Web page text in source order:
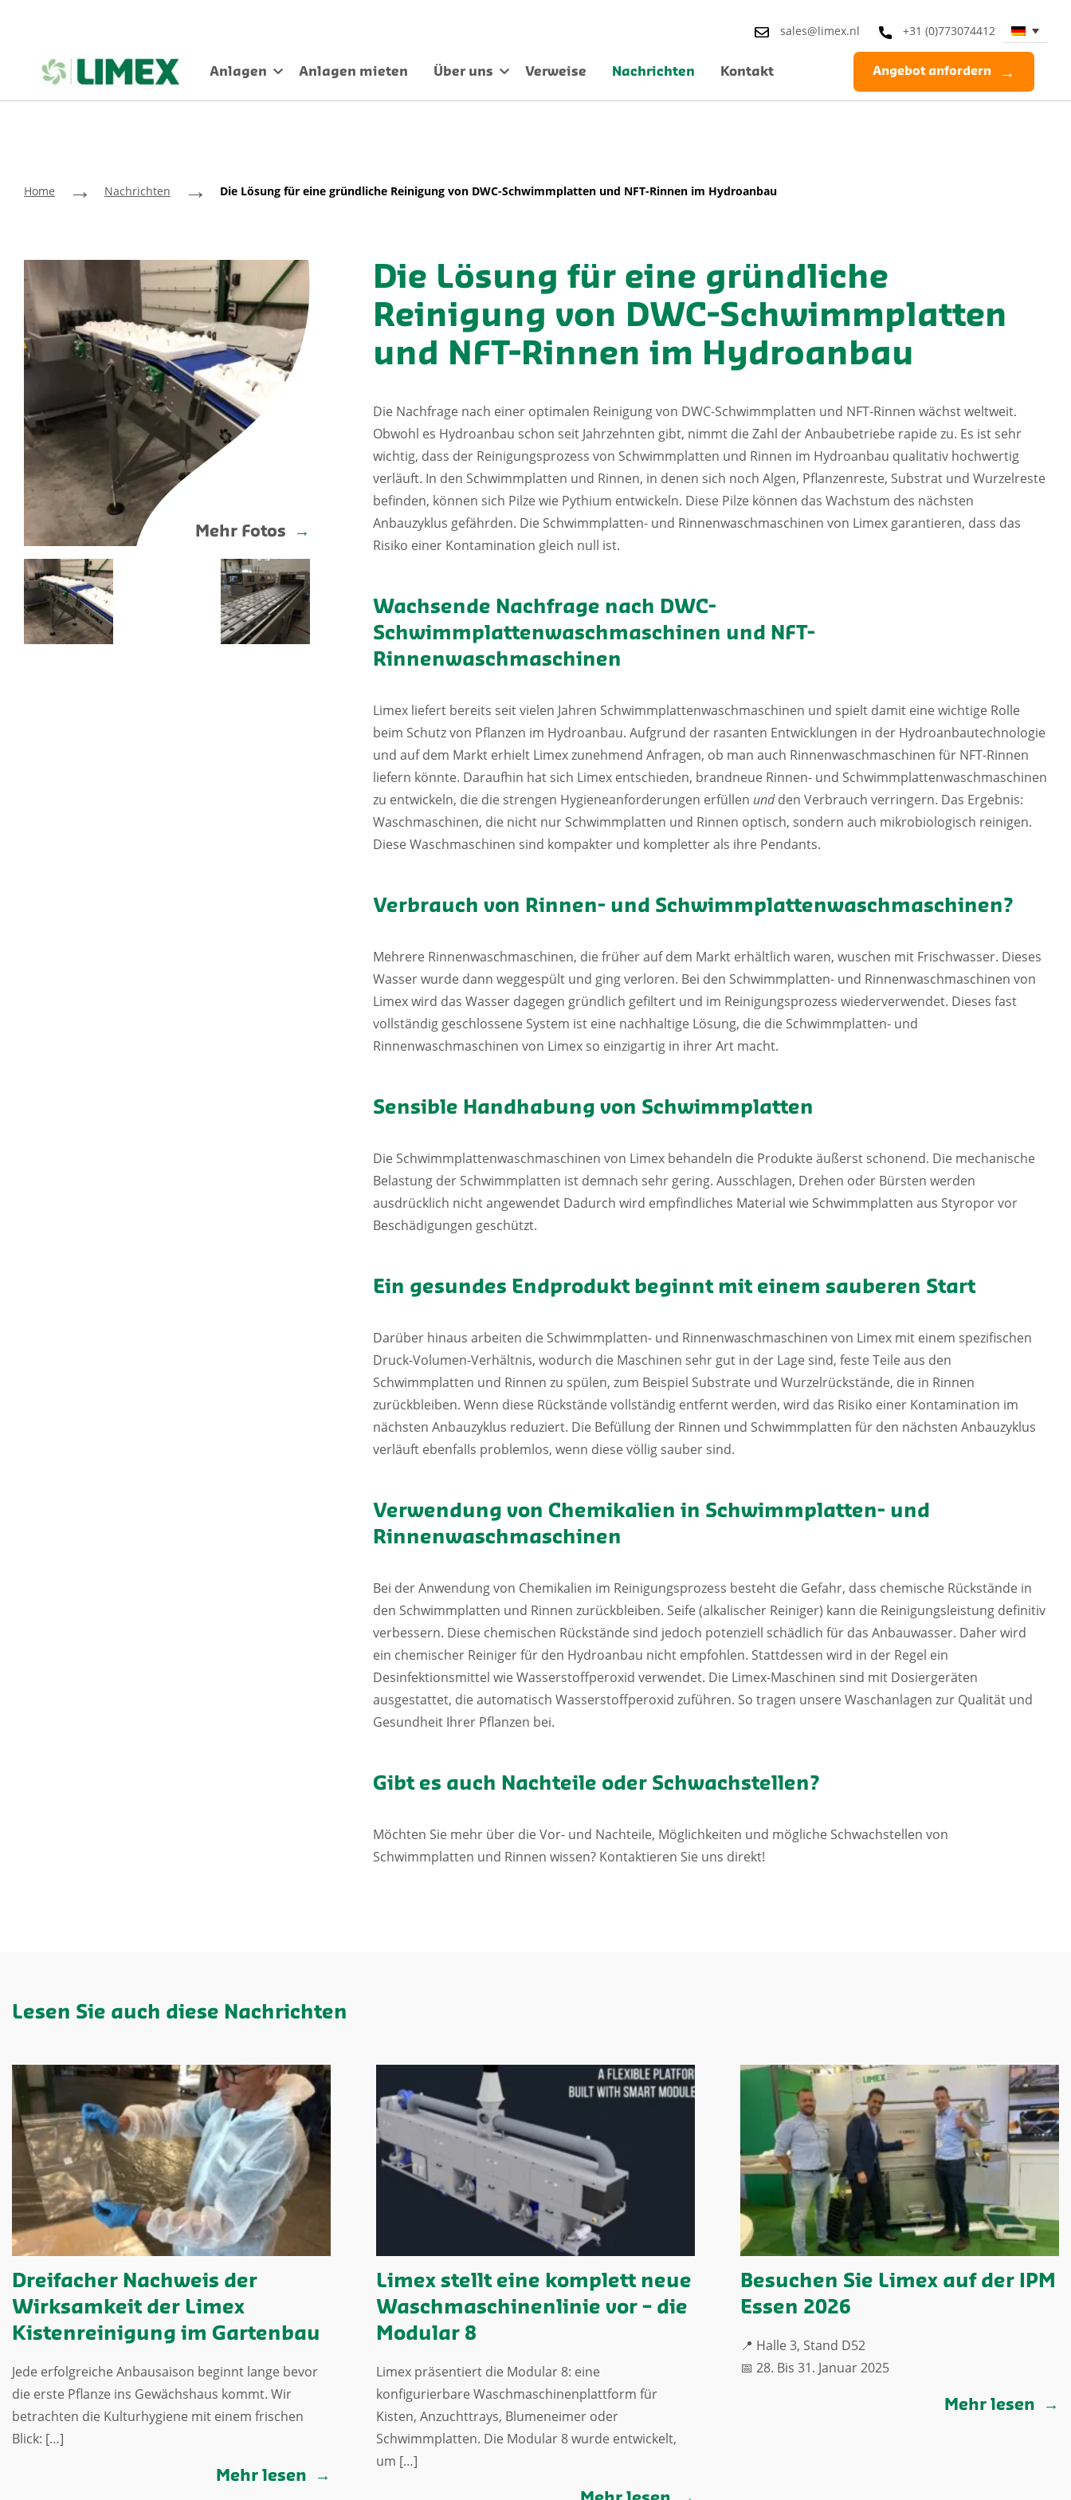
sales@limex.nl +31 (0)773074412
Anlagen Anlagen mieten Über uns Verweise Nachrichten Kontakt Angebot anfordern
Home → Nachrichten → Die Lösung für eine gründliche Reinigung von DWC-Schwimmplatten und NFT-Rinnen im Hydroanbau
Die Lösung für eine gründliche
Reinigung von DWC-Schwimmplatten
und NFT-Rinnen im Hydroanbau
Die Nachfrage nach einer optimalen Reinigung von DWC-Schwimmplatten und NFT-Rinnen wächst weltweit.
Obwohl es Hydroanbau schon seit Jahrzehnten gibt, nimmt die Zahl der Anbaubetriebe rapide zu. Es ist sehr
wichtig, dass der Reinigungsprozess von Schwimmplatten und Rinnen im Hydroanbau qualitativ hochwertig
verläuft. In den Schwimmplatten und Rinnen, in denen sich noch Algen, Pflanzenreste, Substrat und Wurzelreste
befinden, können sich Pilze wie Pythium entwickeln. Diese Pilze können das Wachstum des nächsten
Anbauzyklus gefährden. Die Schwimmplatten- und Rinnenwaschmaschinen von Limex garantieren, dass das
Risiko einer Kontamination gleich null ist.
Wachsende Nachfrage nach DWC-
Schwimmplattenwaschmaschinen und NFT-
Rinnenwaschmaschinen
Limex liefert bereits seit vielen Jahren Schwimmplattenwaschmaschinen und spielt damit eine wichtige Rolle
beim Schutz von Pflanzen im Hydroanbau. Aufgrund der rasanten Entwicklungen in der Hydroanbautechnologie
und auf dem Markt erhielt Limex zunehmend Anfragen, ob man auch Rinnenwaschmaschinen für NFT-Rinnen
liefern könnte. Daraufhin hat sich Limex entschieden, brandneue Rinnen- und Schwimmplattenwaschmaschinen
zu entwickeln, die die strengen Hygieneanforderungen erfüllen undden Verbrauch verringern. Das Ergebnis:
Waschmaschinen, die nicht nur Schwimmplatten und Rinnen optisch, sondern auch mikrobiologisch reinigen.
Diese Waschmaschinen sind kompakter und kompletter als ihre Pendants.
Verbrauch von Rinnen- und Schwimmplattenwaschmaschinen?
Mehrere Rinnenwaschmaschinen, die früher auf dem Markt erhältlich waren, wuschen mit Frischwasser. Dieses
Wasser wurde dann weggespült und ging verloren. Bei den Schwimmplatten- und Rinnenwaschmaschinen von
Limex wird das Wasser dagegen gründlich gefiltert und im Reinigungsprozess wiederverwendet. Dieses fast
vollständig geschlossene System ist eine nachhaltige Lösung, die die Schwimmplatten- und
Rinnenwaschmaschinen von Limex so einzigartig in ihrer Art macht.
Sensible Handhabung von Schwimmplatten
Die Schwimmplattenwaschmaschinen von Limex behandeln die Produkte äußerst schonend. Die mechanische
Belastung der Schwimmplatten ist demnach sehr gering. Ausschlagen, Drehen oder Bürsten werden
ausdrücklich nicht angewendet Dadurch wird empfindliches Material wie Schwimmplatten aus Styropor vor
Beschädigungen geschützt.
Ein gesundes Endprodukt beginnt mit einem sauberen Start
Darüber hinaus arbeiten die Schwimmplatten- und Rinnenwaschmaschinen von Limex mit einem spezifischen
Druck-Volumen-Verhältnis, wodurch die Maschinen sehr gut in der Lage sind, feste Teile aus den
Schwimmplatten und Rinnen zu spülen, zum Beispiel Substrate und Wurzelrückstände, die in Rinnen
zurückbleiben. Wenn diese Rückstände vollständig entfernt werden, wird das Risiko einer Kontamination im
nächsten Anbauzyklus reduziert. Die Befüllung der Rinnen und Schwimmplatten für den nächsten Anbauzyklus
verläuft ebenfalls problemlos, wenn diese völlig sauber sind.
Verwendung von Chemikalien in Schwimmplatten- und
Rinnenwaschmaschinen
Bei der Anwendung von Chemikalien im Reinigungsprozess besteht die Gefahr, dass chemische Rückstände in
den Schwimmplatten und Rinnen zurückbleiben. Seife (alkalischer Reiniger) kann die Reinigungsleistung definitiv
verbessern. Diese chemischen Rückstände sind jedoch potenziell schädlich für das Anbauwasser. Daher wird
ein chemischer Reiniger für den Hydroanbau nicht empfohlen. Stattdessen wird in der Regel ein
Desinfektionsmittel wie Wasserstoffperoxid verwendet. Die Limex-Maschinen sind mit Dosiergeräten
ausgestattet, die automatisch Wasserstoffperoxid zuführen. So tragen unsere Waschanlagen zur Qualität und
Gesundheit Ihrer Pflanzen bei.
Gibt es auch Nachteile oder Schwachstellen?
Möchten Sie mehr über die Vor- und Nachteile, Möglichkeiten und mögliche Schwachstellen von
Schwimmplatten und Rinnen wissen? Kontaktieren Sie uns direkt!
Mehr Fotos
Lesen Sie auch diese Nachrichten
Dreifacher Nachweis der
Wirksamkeit der Limex
Kistenreinigung im Gartenbau
Jede erfolgreiche Anbausaison beginnt lange bevor
die erste Pflanze ins Gewächshaus kommt. Wir
betrachten die Kulturhygiene mit einem frischen
Blick: […]
Mehr lesen
Limex stellt eine komplett neue
Waschmaschinenlinie vor – die
Modular 8
Limex präsentiert die Modular 8: eine
konfigurierbare Waschmaschinenplattform für
Kisten, Anzuchttrays, Blumeneimer oder
Schwimmplatten. Die Modular 8 wurde entwickelt,
um […]
Besuchen Sie Limex auf der IPM
Essen 2026
📍 Halle 3, Stand D52
📅 28. Bis 31. Januar 2025
Mehr lesen